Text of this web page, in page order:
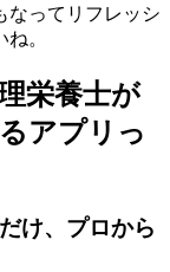
なってリフレッシ
。
栄養士が
アプリっ
け、プロから